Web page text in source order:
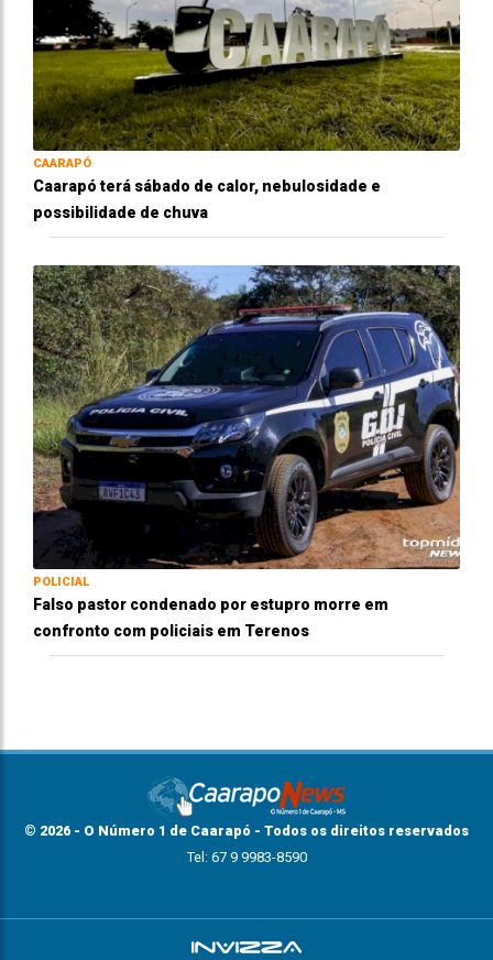
CAARAPÓ
Caarapó terá sábado de calor, nebulosidade e
possibilidade de chuva
POLICIAL
Falso pastor condenado por estupro morre em
confronto com policiais em Terenos
© 2026 - O Número 1 de Caarapó - Todos os direitos reservados
Tel: 67 9 9983-8590